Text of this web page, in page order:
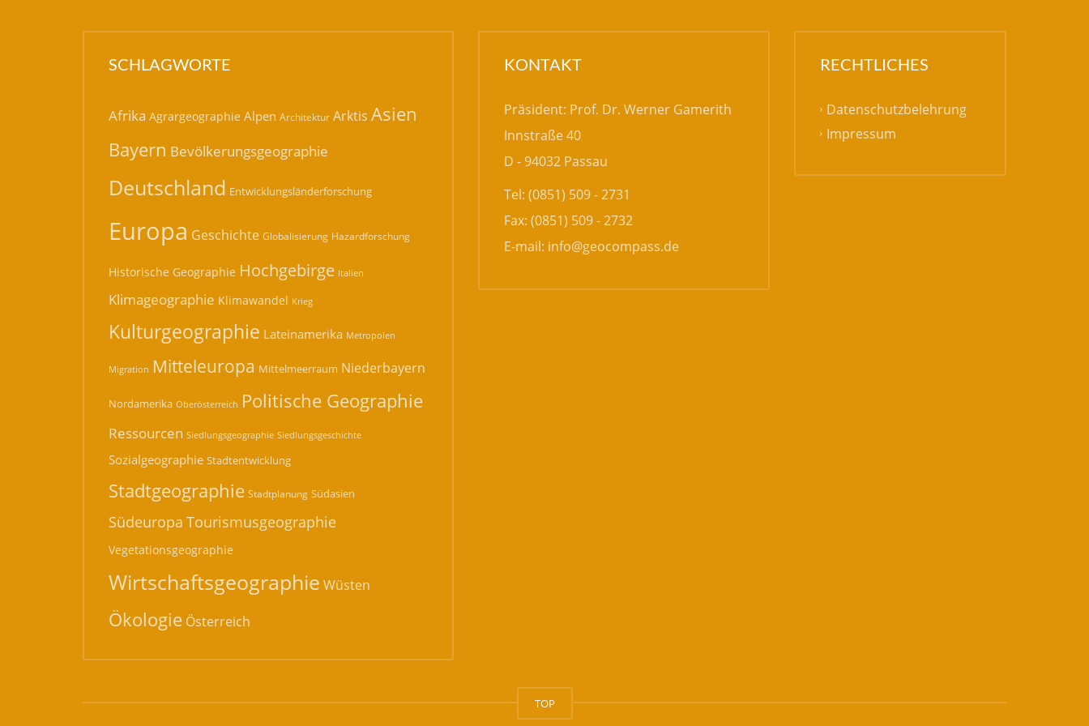
SCHLAGWORTE
Afrika Agrargeographie Alpen Architektur Arktis Asien
Bayern Bevölkerungsgeographie
Deutschland Entwicklungsländerforschung
Europa Geschichte Globalisierung Hazardforschung
Historische Geographie Hochgebirge Italien
Klimageographie Klimawandel Krieg
Kulturgeographie Lateinamerika Metropolen
Migration Mitteleuropa Mittelmeerraum Niederbayern
Nordamerika Oberösterreich Politische Geographie
Ressourcen Siedlungsgeographie Siedlungsgeschichte
Sozialgeographie Stadtentwicklung
Stadtgeographie Stadtplanung Südasien
Südeuropa Tourismusgeographie
Vegetationsgeographie
Wirtschaftsgeographie Wüsten
Ökologie Österreich
KONTAKT
Präsident: Prof. Dr. Werner Gamerith
Innstraße 40
D - 94032 Passau
Tel: (0851) 509 - 2731
Fax: (0851) 509 - 2732
E-mail: info@geocompass.de
RECHTLICHES
Datenschutzbelehrung
Impressum
TOP